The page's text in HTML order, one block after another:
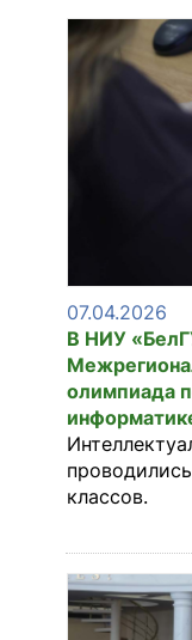
07.04.2026
В НИУ
олимпиада
классов.